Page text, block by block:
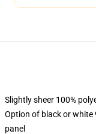
Slightly sheer 100%
Option of black or white
panel